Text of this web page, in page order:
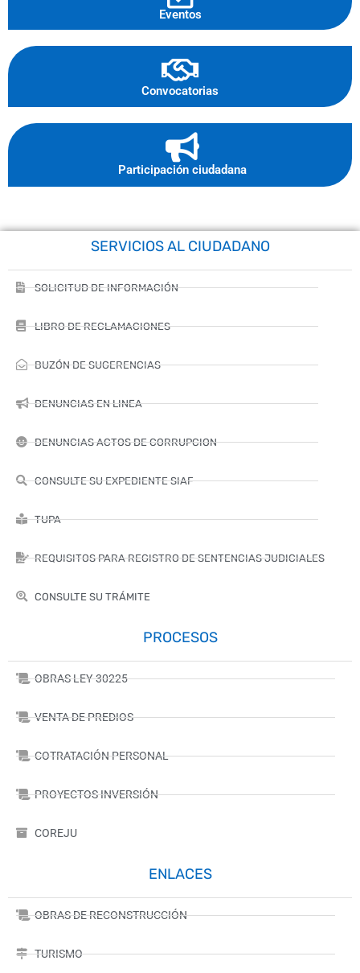
Eventos
Convocatorias
Participación ciudadana
SERVICIOS AL CIUDADANO
SOLICITUD DE INFORMACIÓN
LIBRO DE RECLAMACIONES
BUZÓN DE SUGERENCIAS
DENUNCIAS EN LINEA
DENUNCIAS ACTOS DE CORRUPCION
CONSULTE SU EXPEDIENTE SIAF
TUPA
REQUISITOS PARA REGISTRO DE SENTENCIAS JUDICIALES
CONSULTE SU TRÁMITE
PROCESOS
OBRAS LEY-30225
VENTA DE PREDIOS
COTRATACIÓN PERSONAL
PROYECTOS INVERSIÓN
COREJU
ENLACES
OBRAS DE RECONSTRUCCIÓN
TURISMO